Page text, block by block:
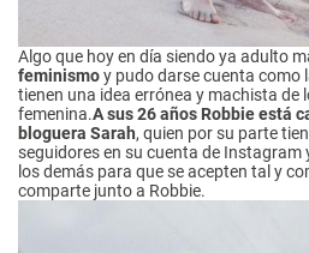
Algo que hoy en día siendo ya adulto
feminismoy pudo darse cuenta como
tienen una idea errónea y machista de
femenina.A sus 26 años Robbie está
bloguera Sarah, quien por su parte
seguidores en su cuenta de Instagram
los demás para que se acepten tal y
comparte junto a Robbie.